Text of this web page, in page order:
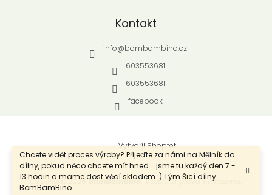
Chcete vidět proces výroby? Přijeďte za námi na Mělník do
dílny, pokud něco chcete mít hned... jsme tu každý den 7 -
13 hodin a máme dost věcí skladem :) Tým Šicí dílny
BomBamBino
Kontakt
info@bombambino.cz
603553681
603553681
facebook
Vytvořil Shoptet
Copyright 2026BomBamBino. Všechna práva vyhrazena.